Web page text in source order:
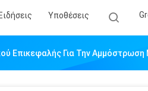
Ειδήσεις Υποθέσεις
Επικεφαλής Για Την